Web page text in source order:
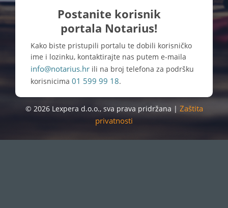
Postanite korisnik
portala Notarius!
Kako biste pristupili portalu te dobili korisničko
ime i lozinku, kontaktirajte nas putem e-maila
info@notarius.hr ili na broj telefona za podršku
korisnicima 01 599 99 18.
© 2026 Lexpera d.o.o., sva prava pridržana | Zaštita
privatnosti